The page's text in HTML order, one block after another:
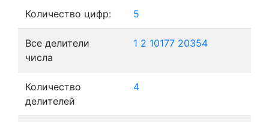
Количество цифр: 5
Все делители
числа
1 2 10177 20354
Количество
делителей
4